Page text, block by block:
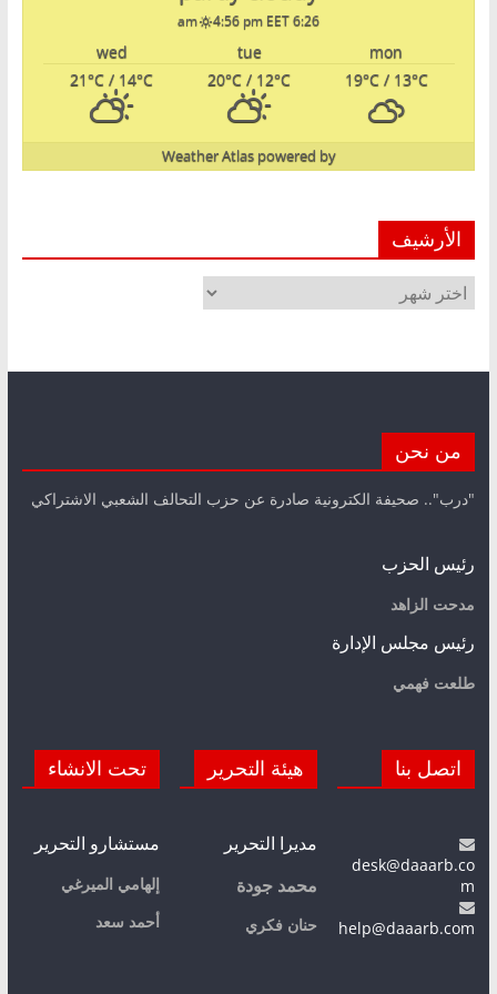
6:26 am
4:56 pm EET
mon
tue
wed
19°C/ 13°C
20°C / 12°C
21°C / 14°C
powered by
Weather Atlas
الأرشيف
الأرشيف
من نحن
"درب".. صحيفة الكترونية صادرة عن حزب التحالف الشعبي الاشتراكي
رئيس الحزب
مدحت الزاهد
رئيس مجلس الإدارة
طلعت فهمي
اتصل بنا
desk@daaarb.co
m
help@daaarb.com
هيئة التحرير
مديرا التحرير
محمد جودة
حنان فكري
تحت الانشاء
مستشارو التحرير
إلهامي الميرغي
أحمد سعد